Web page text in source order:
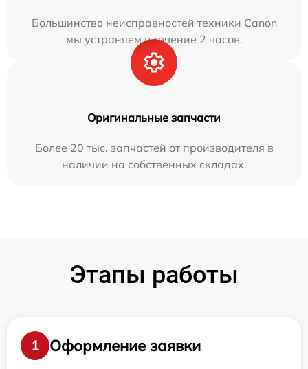
Большинство неисправностей техники Canon
мы устраняем в течение 2 часов.
Оригинальные запчасти
Более 20 тыс. запчастей от производителя в
наличии на собственных складах.
Этапы работы
1
Оформление заявки